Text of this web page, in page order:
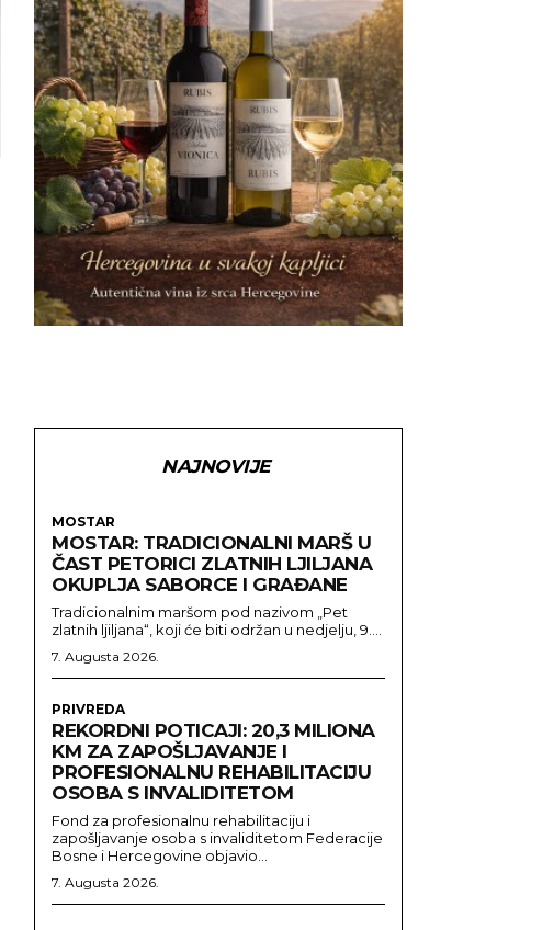
NAJNOVIJE
MOSTAR
MOSTAR: TRADICIONALNI MARŠ U
ČAST PETORICI ZLATNIH LJILJANA
OKUPLJA SABORCE I GRAĐANE
Tradicionalnim maršom pod nazivom „Pet
zlatnih ljiljana“, koji će biti održan u nedjelju, 9....
7. Augusta 2026.
PRIVREDA
REKORDNI POTICAJI: 20,3 MILIONA
KM ZA ZAPOŠLJAVANJE I
PROFESIONALNU REHABILITACIJU
OSOBA S INVALIDITETOM
Fond za profesionalnu rehabilitaciju i
zapošljavanje osoba s invaliditetom Federacije
Bosne i Hercegovine objavio...
7. Augusta 2026.